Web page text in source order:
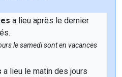
a lieu après le dernier
le samedi sont en vacances
a lieu le matin des jours